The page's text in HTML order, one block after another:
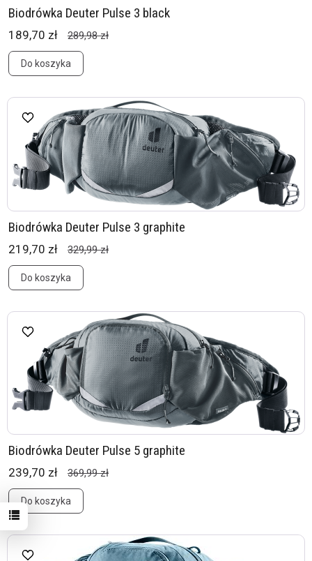
Biodrówka Deuter Pulse 3 black
189,70 zł 289,98 zł
Do koszyka
Biodrówka Deuter Pulse 3 graphite
219,70 zł 329,99 zł
Do koszyka
Biodrówka Deuter Pulse 5 graphite
239,70 zł 369,99 zł
Do koszyka